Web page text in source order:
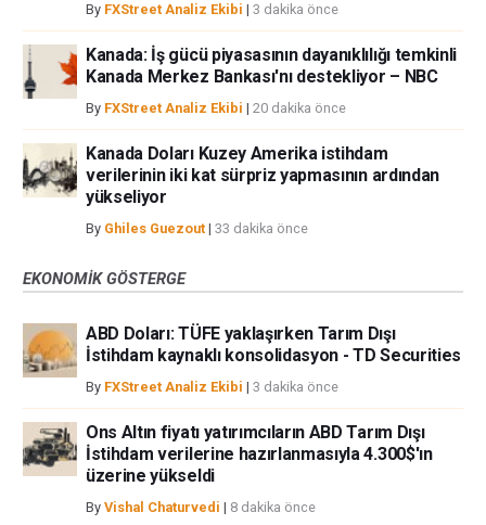
By FXStreet Analiz Ekibi | 3 dakika önce
Kanada: İş gücü piyasasının dayanıklılığı temkinli
Kanada Merkez Bankası'nı destekliyor – NBC
By FXStreet Analiz Ekibi | 20 dakika önce
Kanada Doları Kuzey Amerika istihdam
verilerinin iki kat sürpriz yapmasının ardından
yükseliyor
By Ghiles Guezout | 33 dakika önce
EKONOMIK GÖSTERGE
ABD Doları: TÜFE yaklaşırken Tarım Dışı
İstihdam kaynaklı konsolidasyon - TD Securities
By FXStreet Analiz Ekibi | 3 dakika önce
Ons Altın fiyatı yatırımcıların ABD Tarım Dışı
İstihdam verilerine hazırlanmasıyla 4.300$'ın
üzerine yükseldi
By Vishal Chaturvedi | 8 dakika önce